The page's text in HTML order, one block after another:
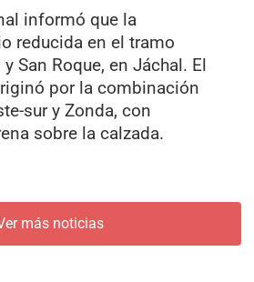
informó que la
reducida en el tramo
San Roque, en Jáchal. El
por la combinación
sur y Zonda, con
sobre la calzada.
más noticias